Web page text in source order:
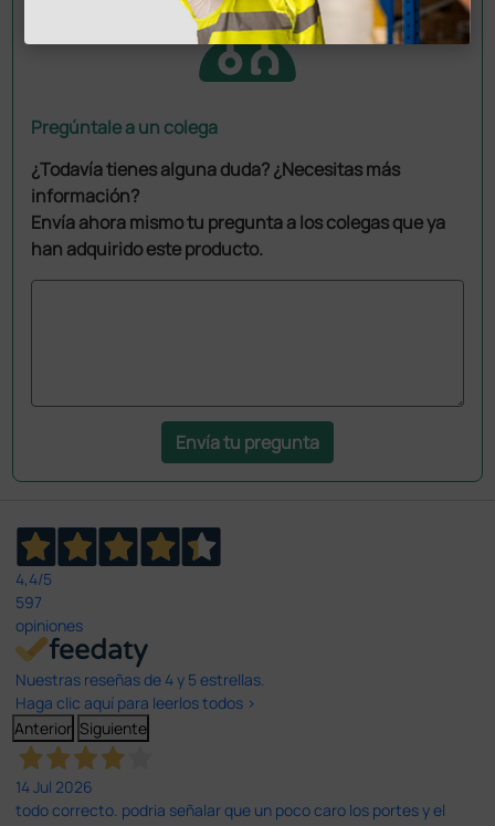
Pregúntale a un colega
¿Todavía tienes alguna duda? ¿Necesitas más
información?
Envía ahora mismo tu pregunta a los colegas que ya
han adquirido este producto.
Envía tu pregunta
4,4/5
597
opiniones
Nuestras reseñas de 4 y 5 estrellas.
Haga clic aquí para leerlos todos >
Anterior Siguiente
14 Jul 2026
todo correcto. podria señalar que un poco caro los portes y el